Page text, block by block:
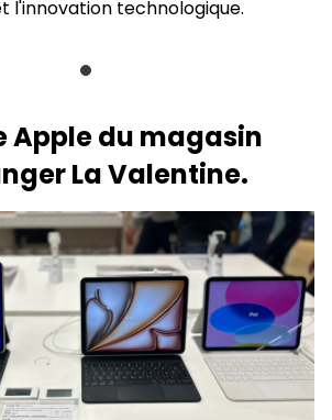
l'innovation technologique.
Apple du magasin
La Valentine.